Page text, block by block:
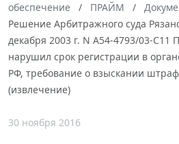
обеспечение
ПРАЙМ
Решение Арбитражного суда
декабря 2003 г. N А54-4793/03-С11
нарушил срок регистрации в
РФ, требование о взыскании
(извлечение)
30 ноября 2016